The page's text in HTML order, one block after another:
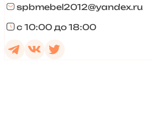
spbmebel2012@yandex.ru
с 10:00 до 18:00